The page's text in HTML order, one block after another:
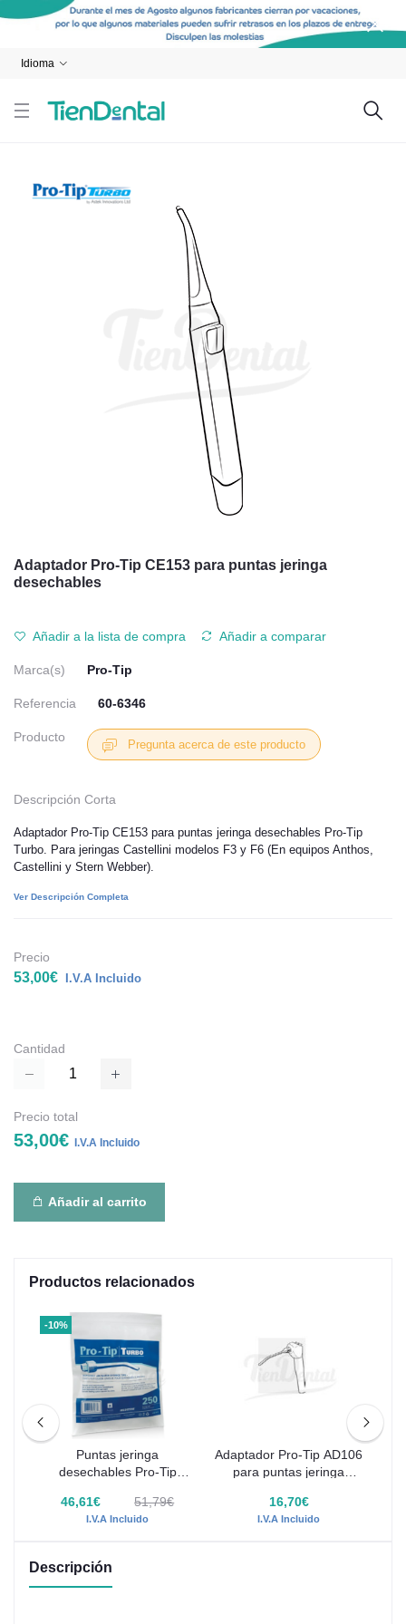
Idioma
Adaptador Pro-Tip CE153 para puntas jeringa
desechables
Añadir a la lista de compra Añadir a comparar
Marca(s) Pro-Tip
Referencia 60-6346
Producto
Pregunta acerca de este producto
Descripción Corta
Adaptador Pro-Tip CE153 para puntas jeringa desechables Pro-Tip
Turbo. Para jeringas Castellini modelos F3 y F6 (En equipos Anthos,
Castellini y Stern Webber).
Ver Descripción Completa
Precio
53,00€ I.V.A Incluido
Cantidad
Precio total
53,00€ I.V.A Incluido
Añadir al carrito
Productos relacionados
-10%
Puntas jeringa
desechables Pro-Tip
46,61€
51,79€
I.V.A Incluido
Adaptador Pro-Tip AD106
para puntas jeringa
16,70€
I.V.A Incluido
Descripción